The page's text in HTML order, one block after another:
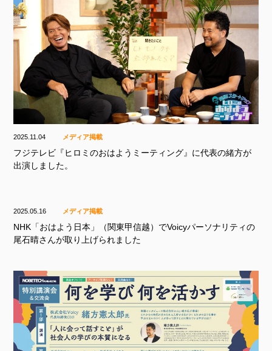
2025.11.04 メディア掲載
フジテレビ『ヒロミのおはようミーティング』に代表の緒方が
出演しました。
2025.05.16 メディア掲載
NHK「おはよう日本」（関東甲信越）でVoicyパーソナリティの
尾石晴さんが取り上げられました